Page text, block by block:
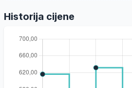
Historija cijene